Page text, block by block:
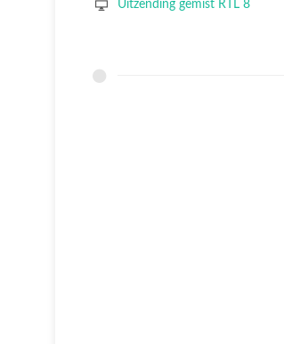
Uitzending gemist RTL 8